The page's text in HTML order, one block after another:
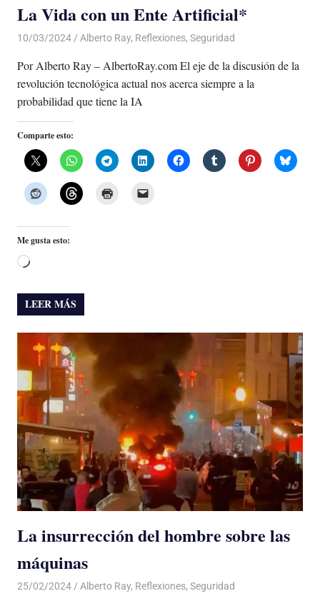
La Vida con un Ente Artificial*
10/03/2024 De todo un Poco
Alberto Ray, Reflexiones, Seguridad
Por Alberto Ray – AlbertoRay.com El eje de la discusión de la
revolución tecnológica actual nos acerca siempre a la
probabilidad que tiene la IA
Comparte esto:
Me gusta esto:
Cargando...
LEER MÁS
La insurrección del hombre sobre las
máquinas
25/02/2024 De todo un Poco
Alberto Ray, Reflexiones, Seguridad